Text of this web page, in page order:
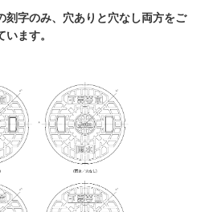
刻字のみ、穴ありと穴なし両方をご
います。